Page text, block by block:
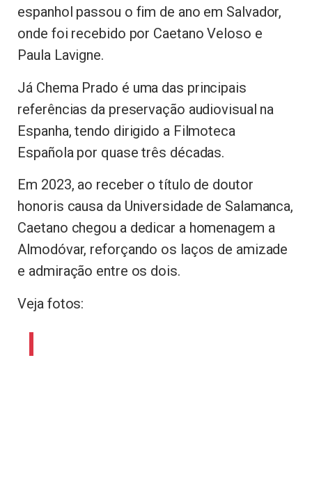
espanhol passou o fim de ano em Salvador,
onde foi recebido por Caetano Veloso e
Paula Lavigne.
Já Chema Prado é uma das principais
referências da preservação audiovisual na
Espanha, tendo dirigido a Filmoteca
Española por quase três décadas.
Em 2023, ao receber o título de doutor
honoris causa da Universidade de Salamanca,
Caetano chegou a dedicar a homenagem a
Almodóvar, reforçando os laços de amizade
e admiração entre os dois.
Veja fotos: